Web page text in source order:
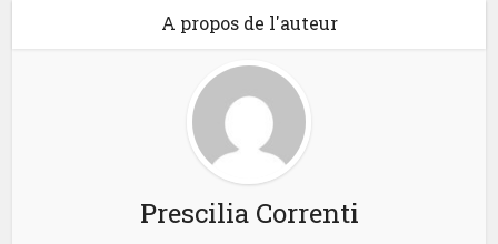
A propos de l'auteur
Prescilia Correnti